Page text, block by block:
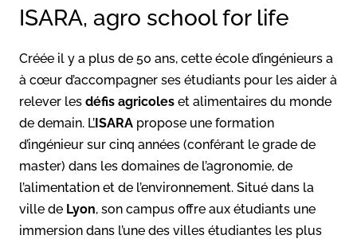
ISARA, agro school for life
Créée il y a plus de 50 ans, cette école d’ingénieurs a
à cœur d’accompagner ses étudiants pour les aider à
relever les défis agricoles et alimentaires du monde
de demain. L’ISARA propose une formation
d’ingénieur sur cinq années (conférant le grade de
master) dans les domaines de l’agronomie, de
l’alimentation et de l’environnement. Situé dans la
ville de Lyon, son campus offre aux étudiants une
immersion dans l’une des villes étudiantes les plus